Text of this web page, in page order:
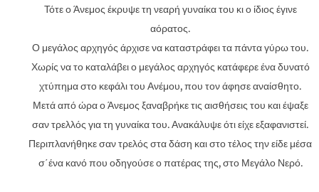
Τότε ο Άνεμος έκρυψε τη νεαρή γυναίκα του κι ο ίδιος έγινε
αόρατος.
Ο μεγάλος αρχηγός άρχισε να καταστράφει τα πάντα γύρω του.
Χωρίς να το καταλάβει ο μεγάλος αρχηγός κατάφερε ένα δυνατό
χτύπημα στο κεφάλι του Ανέμου, που τον άφησε αναίσθητο.
Μετά από ώρα ο Άνεμος ξαναβρήκε τις αισθήσεις του και έψαξε
σαν τρελλός για τη γυναίκα του. Ανακάλυψε ότι είχε εξαφανιστεί.
Περιπλανήθηκε σαν τρελός στα δάση και στο τέλος την είδε μέσα
σ΄ένα κανό που οδηγούσε ο πατέρας της, στο Μεγάλο Νερό.